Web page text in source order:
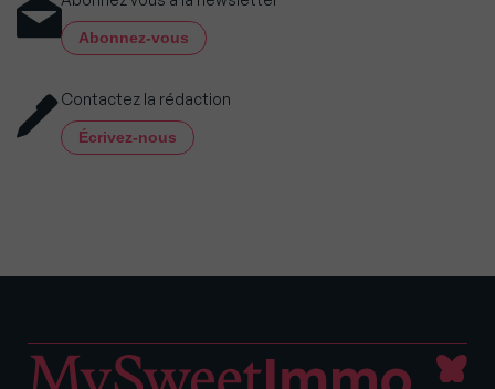
Abonnez-vous
Contactez la rédaction
Écrivez-nous